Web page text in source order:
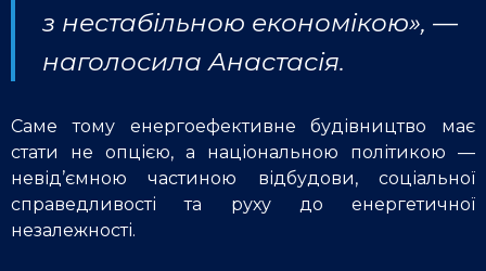
з нестабільною економікою», —
наголосила Анастасія.
Саме тому енергоефективне будівництво має
стати не опцією, а національною політикою —
невід’ємною частиною відбудови, соціальної
справедливості та руху до енергетичної
незалежності.